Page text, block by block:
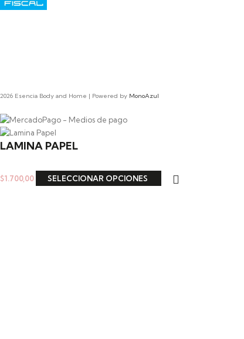
2026 Esencia Body and Home | Powered by MonoAzul
LAMINA PAPEL
$1.700,00 SELECCIONAR OPCIONES